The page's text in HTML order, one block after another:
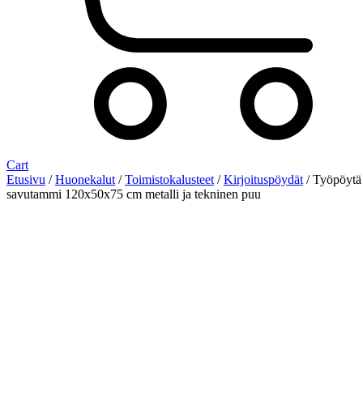
Cart
Etusivu /Huonekalut /Toimistokalusteet /Kirjoituspöydät / Työpöytä
savutammi 120x50x75 cm metalli ja tekninen puu